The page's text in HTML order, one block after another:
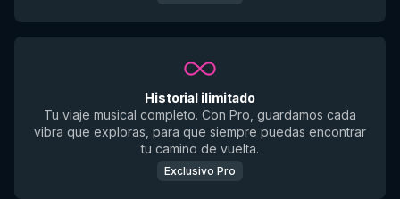
Historial ilimitado
Tu viaje musical completo. Con Pro, guardamos cada
vibra que exploras, para que siempre puedas encontrar
tu camino de vuelta.
Exclusivo Pro